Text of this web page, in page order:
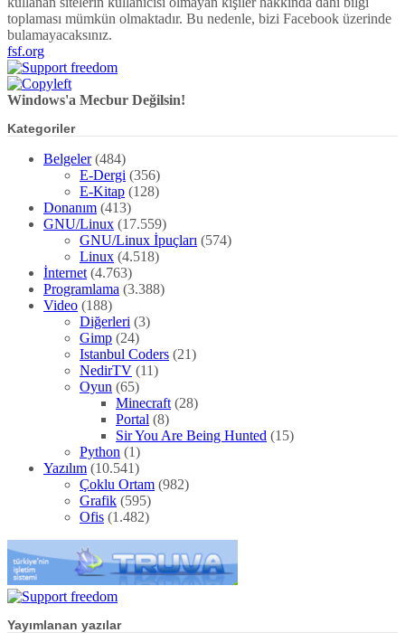
toplaması mümkün olmaktadır. Bu nedenle, bizi Facebook üzerinde
bulamayacaksınız.
fsf.org
Windows'a Mecbur Değilsin!
Kategoriler
Belgeler(484)
E-Dergi (356)
E-Kitap (128)
Donanım (413)
GNU/Linux (17.559)
GNU/Linux İpuçları (574)
Linux (4.518)
İnternet (4.763)
Programlama (3.388)
Video (188)
Diğerleri (3)
Gimp (24)
Istanbul Coders (21)
NedirTV (11)
Oyun (65)
Minecraft (28)
Portal (8)
Sir You Are Being Hunted (15)
Python (1)
Yazılım (10.541)
Çoklu Ortam (982)
Grafik (595)
Ofis (1.482)
Yayımlanan yazılar